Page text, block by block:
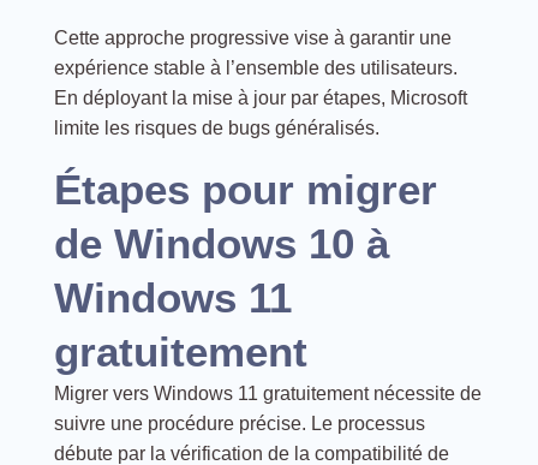
Cette approche progressive vise à garantir une
expérience stable à l’ensemble des utilisateurs.
En déployant la mise à jour par étapes, Microsoft
limite les risques de bugs généralisés.
Étapes pour migrer
de Windows 10 à
Windows 11
gratuitement
Migrer vers Windows 11 gratuitement nécessite de
suivre une procédure précise. Le processus
débute par la vérification de la compatibilité de